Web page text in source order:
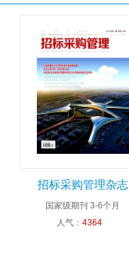
招标采购管理杂志
国家级期刊 3-6个月
人气： 4364